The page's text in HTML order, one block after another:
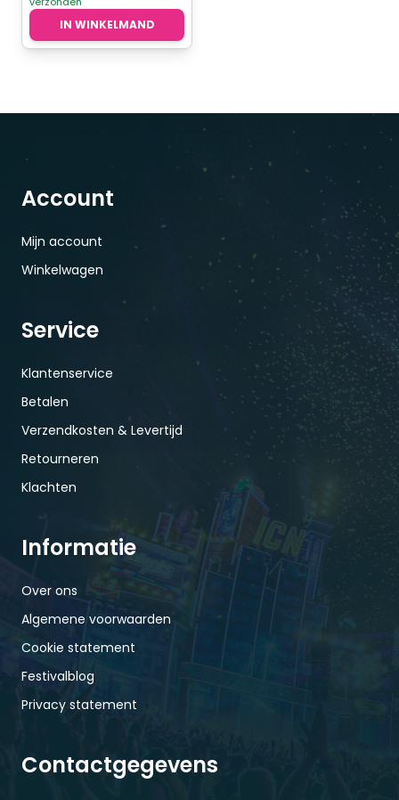
€14,95.€9,95.
IN WINKELMAND
Account
Mijn account
Winkelwagen
Service
Klantenservice
Betalen
Verzendkosten & Levertijd
Retourneren
Klachten
Informatie
Over ons
Algemene voorwaarden
Cookie statement
Festivalblog
Privacy statement
Contactgegevens